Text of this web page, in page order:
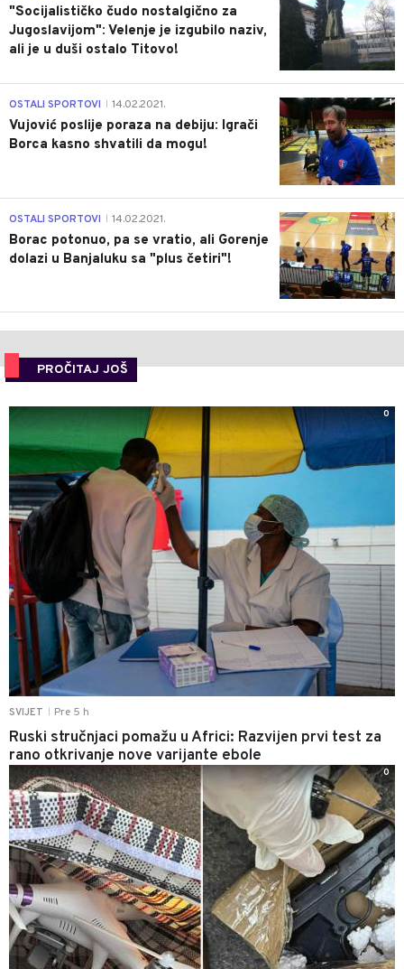
"Socijalističko čudo nostalgično za
Jugoslavijom": Velenje je izgubilo naziv,
ali je u duši ostalo Titovo!
1
OSTALI SPORTOVI 14.02.2021.
Vujović poslije poraza na debiju: Igrači
Borca kasno shvatili da mogu!
3
OSTALI SPORTOVI 14.02.2021.
Borac potonuo, pa se vratio, ali Gorenje
dolazi u Banjaluku sa "plus četiri"!
PROČITAJ JOŠ
SVIJET Pre 5 h
Ruski stručnjaci pomažu u Africi: Razvijen prvi test za
rano otkrivanje nove varijante ebole
0
0